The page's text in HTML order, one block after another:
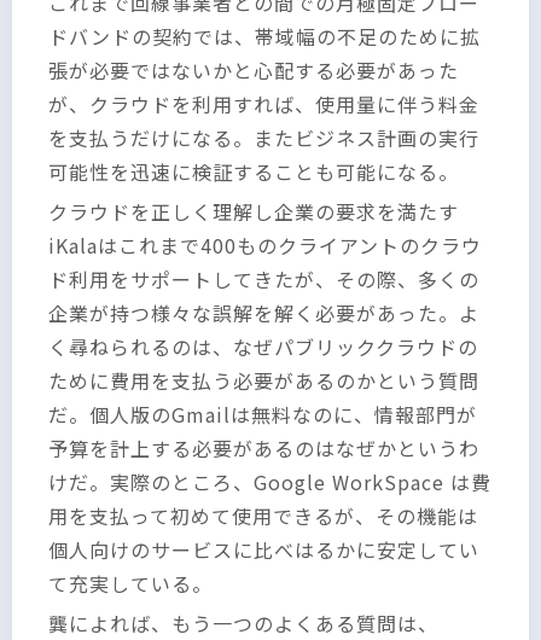
ドバンドの契約では、帯域幅の不足のために拡
張が必要ではないかと心配する必要があった
が、クラウドを利用すれば、使用量に伴う料金
を支払うだけになる。またビジネス計画の実行
可能性を迅速に検証することも可能になる。
クラウドを正しく理解し企業の要求を満たす
iKalaはこれまで400ものクライアントのクラウ
ド利用をサポートしてきたが、その際、多くの
企業が持つ様々な誤解を解く必要があった。よ
く尋ねられるのは、なぜパブリッククラウドの
ために費用を支払う必要があるのかという質問
だ。個人版のGmailは無料なのに、情報部門が
予算を計上する必要があるのはなぜかというわ
けだ。実際のところ、Google WorkSpace は費
用を支払って初めて使用できるが、その機能は
個人向けのサービスに比べはるかに安定してい
て充実している。
龔によれば、もう一つのよくある質問は、